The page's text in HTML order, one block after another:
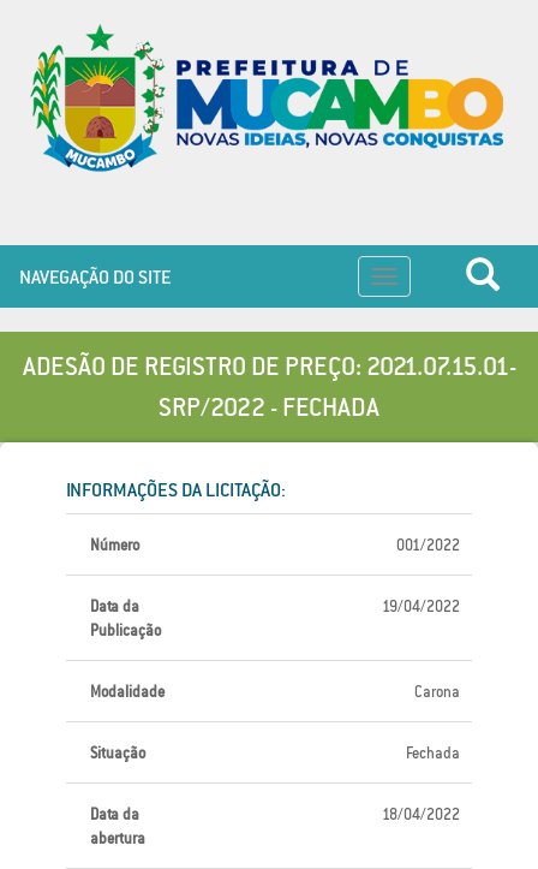
Toggle
navigation
NAVEGAÇÃO DO SITE
ADESÃO DE REGISTRO DE PREÇO: 2021.07.15.01-
SRP/2022 - FECHADA
INFORMAÇÕES DA LICITAÇÃO:
Número 001/2022
Data da
Publicação
19/04/2022
Modalidade Carona
Situação Fechada
Data da
abertura
18/04/2022